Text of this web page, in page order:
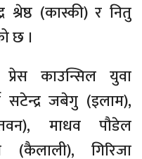
श्रेष्ठ (कास्की) र नितु
छ ।
काउन्सिल युवा
सटेन्द्र जबेगु (इलाम),
माधव पौडेल
(कैलाली), गिरिजा